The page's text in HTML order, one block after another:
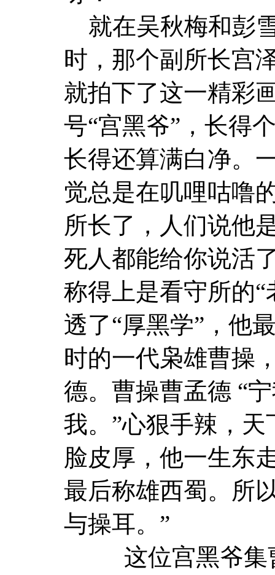
就在吴秋梅和彭
时，那个副所长宫
就拍下了这一精彩
号“宫黑爷”，长得
长得还算满白净。
觉总是在叽哩咕噜
所长了，人们说他
死人都能给你说活
称得上是看守所的
透了“厚黑学”，他
时的一代枭雄曹操
德。曹操曹孟德 “
我。”心狠手辣，
脸皮厚，他一生东
最后称雄西蜀。所
与操耳。”
这位宫黑爷集曹